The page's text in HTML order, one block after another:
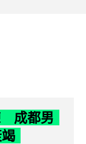
成都男